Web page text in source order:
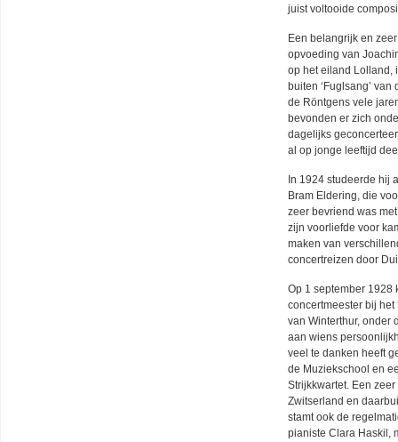
juist voltooide
Een belangrijk en
opvoeding van
op het eiland Lolland,
buiten ‘Fuglsang’
de Röntgens vele
bevonden er zich
dagelijks
al op jonge leeftijd
In 1924 studeerde hij
Bram Eldering, die
zeer bevriend was
zijn voorliefde voor
maken van
concertreizen door
Op 1 september 1928
concertmeester bij het
van Winterthur, onder
aan wiens
veel te danken heeft
de Muziekschool en
Strijkkwartet. Een
Zwitserland en
stamt ook de
pianiste Clara Haskil,